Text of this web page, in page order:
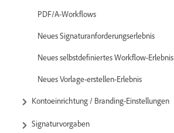
PDF/A-Workflows
Neues Signaturanforderungserlebnis
Neues selbstdefiniertes Workflow-Erlebnis
Neues Vorlage-erstellen-Erlebnis
Kontoeinrichtung / Branding-Einstellungen
Signaturvorgaben